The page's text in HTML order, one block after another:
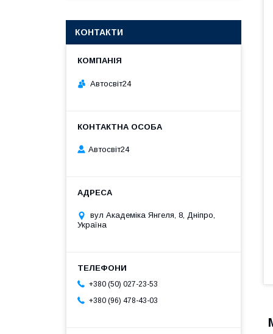
КОНТАКТИ
Автосвіт24
Автосвіт24
вул Академіка Янгеля, 8, Дніпро,
Україна
+380 (50) 027-23-53
+380 (96) 478-43-03